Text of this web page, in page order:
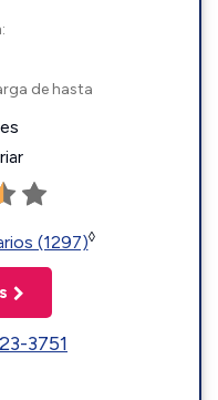
de hasta
(1297)◊
3751